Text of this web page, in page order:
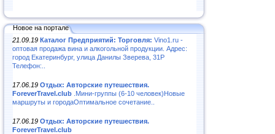
Новое на портале
21.09.19 Каталог Предприятий: Торговля: Vino1.ru -
оптовая продажа вина и алкогольной продукции. Адрес:
город Екатеринбург, улица Данилы Зверева, 31Р
Телефон:..
17.06.19 Отдых: Авторские путешествия.
ForeverTravel.club .Мини-группы (6-10 человек)Новые
маршруты и городаОптимальное сочетание..
17.06.19 Отдых: Авторские путешествия.
ForeverTravel.club